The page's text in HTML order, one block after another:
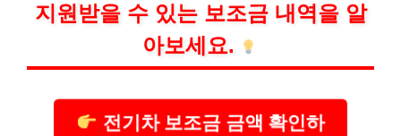
지원받을 수 있는 보조금 내역을 알
아보세요.
전기차 보조금 금액 확인하